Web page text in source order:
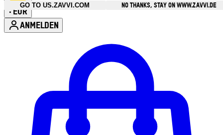
GO TO US.ZAVVI.COM
NO THANKS, STAY ON WWW.ZAVVI.DE
• EUR
ANMELDEN